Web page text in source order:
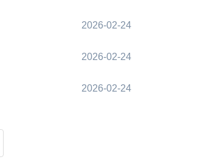
2026-02-24
2026-02-24
2026-02-24